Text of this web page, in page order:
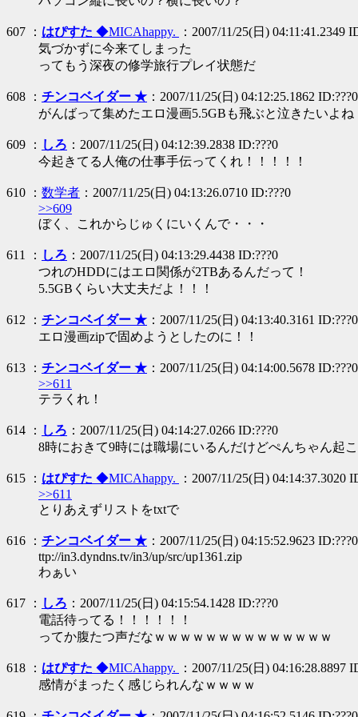
607 ： はぴすた ◆MICAhappy.
：2007/11/25(日) 04:11:41.2349
気づかずに今来てしまった
ってもう深夜の修学旅行プレイ状態だ
608 ： チンコベイダー ★ ：2007/11/25(日) 04:12:25.1862 ID:???0
がんばって集めたエロ漫画5.5GBも飛ぶと泣きたいよね
609 ： しろ ：2007/11/25(日) 04:12:39.2838 ID:???0
今起きてる人俺の仕事手伝ってくれ！！！！！
610 ： 数学者 ：2007/11/25(日) 04:13:26.0710 ID:???0
>>609
ぼく、これからじゅくにいくんで・・・
611 ： しろ ：2007/11/25(日) 04:13:29.4438 ID:???0
つれのHDDにはエロ関係が2TBあるんだって！
5.5GBくらい大丈夫だよ！！！
612 ： チンコベイダー ★ ：2007/11/25(日) 04:13:40.3161 ID:???0
エロ漫画zipで固めようとしたのに！！
613 ： チンコベイダー ★ ：2007/11/25(日) 04:14:00.5678 ID:???0
>>611
テラくれ！
614 ： しろ ：2007/11/25(日) 04:14:27.0266 ID:???0
8時におきて9時には職場にいるんだけどぺんちゃん起
615 ： はぴすた ◆MICAhappy.
：2007/11/25(日) 04:14:37.3020
>>611
とりあえずリストをtxtで
616 ： チンコベイダー ★ ：2007/11/25(日) 04:15:52.9623 ID:???0
ttp://in3.dyndns.tv/in3/up/src/up1361.zip
わぁい
617 ： しろ ：2007/11/25(日) 04:15:54.1428 ID:???0
電話待ってる！！！！！！
ってか腹たつ声だなｗｗｗｗｗｗｗｗｗｗｗｗｗｗ
618 ： はぴすた ◆MICAhappy.
：2007/11/25(日) 04:16:28.8897
感情がまったく感じられんなｗｗｗｗ